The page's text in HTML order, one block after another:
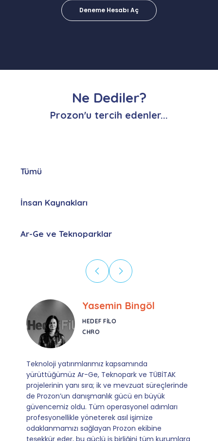
Deneme Hesabı Aç
Ne Dediler?
Prozon'u tercih edenler...
Tümü
İnsan Kaynakları
Ar-Ge ve Teknoparklar
Ebru Kural
CORESYS
SATIŞ YÖNETICISI
Mevzuata uyum, başvuru ve izleme adımlarında
sağladıkları kusursuz yönlendirme sayesinde artık
operasyonlarımızı sıfır kaygı ve tam güvenle
yürütüyoruz. İş birliğimizi bizim için asıl değerli
kılan ise; ihtiyaç duyduğumuz her an ulaşılabilir
olmaları ve sorularımıza aldığımız hızlı geri
dönüşler.